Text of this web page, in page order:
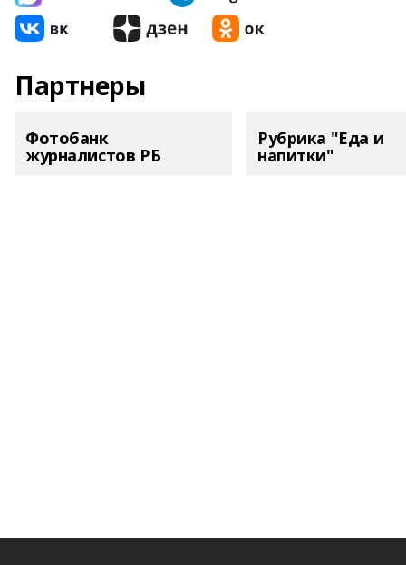
Партнеры
Фотобанк
журналистов РБ
Рубрика "Еда и
напитки"